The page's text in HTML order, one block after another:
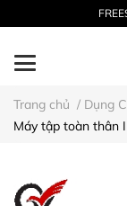
Trang chủ / Dụng
Máy tập toàn thân